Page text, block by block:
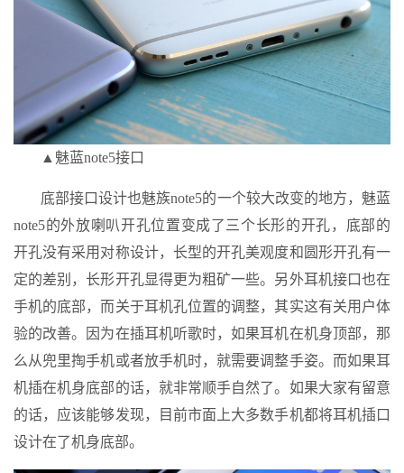
▲魅蓝note5接口
底部接口设计也魅族note5的一个较大改变的地方，魅蓝
note5的外放喇叭开孔位置变成了三个长形的开孔，底部的
开孔没有采用对称设计，长型的开孔美观度和圆形开孔有一
定的差别，长形开孔显得更为粗矿一些。另外耳机接口也在
手机的底部，而关于耳机孔位置的调整，其实这有关用户体
验的改善。因为在插耳机听歌时，如果耳机在机身顶部，那
么从兜里掏手机或者放手机时，就需要调整手姿。而如果耳
机插在机身底部的话，就非常顺手自然了。如果大家有留意
的话，应该能够发现，目前市面上大多数手机都将耳机插口
设计在了机身底部。